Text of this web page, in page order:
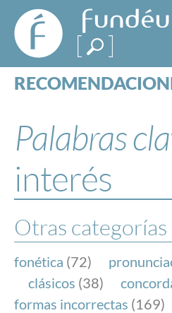
FundéuRAE
- Fundación
del Español
Urgente
ESPECIALES
NOTICIAS
FundéuRAE es una
y la Real Academia
el buen uso del español
Internet.
Palabras
interés
Otras categorías
fonética (72)
clásicos (38)
formas incorrectas (169)